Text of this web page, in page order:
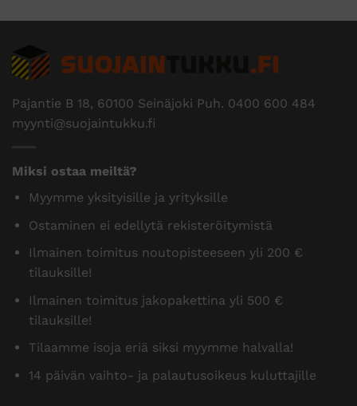
Pajantie B 18, 60100 Seinäjoki Puh. 0400 600 484
myynti@suojaintukku.fi
Miksi ostaa meiltä?
Myymme yksityisille ja yrityksille
Ostaminen ei edellytä rekisteröitymistä
Ilmainen toimitus noutopisteeseen yli 200 €
tilauksille!
Ilmainen toimitus jakopakettina yli 500 €
tilauksille!
Tilaamme isoja eriä siksi myymme halvalla!
14 päivän vaihto- ja palautusoikeus kuluttajille